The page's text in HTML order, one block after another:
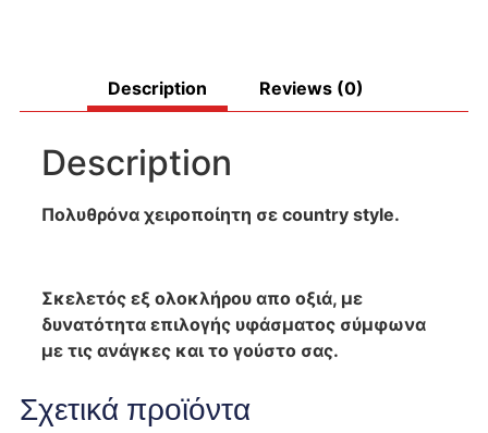
Description Reviews (0)
Description
Πολυθρόνα χειροποίητη σε country style.
Σκελετός εξ ολοκλήρου απο οξιά, με
δυνατότητα επιλογής υφάσματος σύμφωνα
με τις ανάγκες και το γούστο σας.
Σχετικά προϊόντα